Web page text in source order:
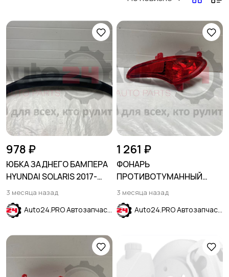
Для дома и дачи Хобби и развлечения
Животные Спорт и отдых
Стройматериалы и
инструменты
Видеокурсы
Скрипты и
программное
978 ₽
ЮБКА ЗАДНЕГО БАМПЕРА
HYUNDAI SOLARIS 2017-
2020
3 месяца назад
Auto24.PRO Автозапчасти
1 261 ₽
ФОНАРЬ
ПРОТИВОТУМАННЫЙ
ЗАДНИЙ ПРАВЫЙ HYUNDAI
SOLARIS 2014-2017
3 месяца назад
Auto24.PRO Автозапчасти